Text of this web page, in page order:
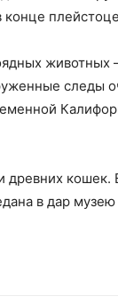
следы
древних кошек.
в дар